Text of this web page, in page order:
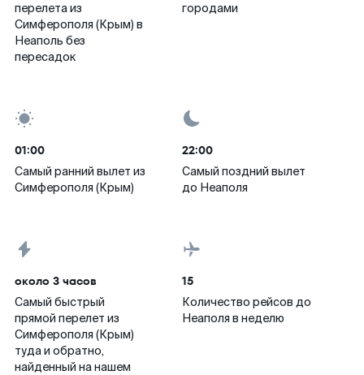
перелета из
Симферополя (Крым) в
Неаполь без
пересадок
городами
01:00
Самый ранний вылет из
Симферополя (Крым)
22:00
Самый поздний вылет
до Неаполя
около 3 часов
Самый быстрый
прямой перелет из
Симферополя (Крым)
туда и обратно,
найденный на нашем
15
Количество рейсов до
Неаполя в неделю